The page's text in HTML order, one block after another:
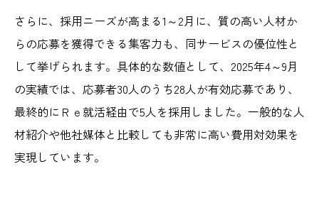
さらに、採用ニーズが高まる1～2月に、質の高い人材か
らの応募を獲得できる集客力も、同サービスの優位性と
して挙げられます。具体的な数値として、2025年4～9月
の実績では、応募者30人のうち28人が有効応募であり、
最終的にＲｅ就活経由で5人を採用しました。一般的な人
材紹介や他社媒体と比較しても非常に高い費用対効果を
実現しています。